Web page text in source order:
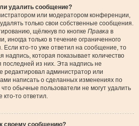
удалить сообщение?
или модератором конференции,
только свои собственные сообщения.
щёлкнув по кнопке Правка в
иногда только в течение ограниченного
Если кто-то уже ответил на сообщение, то
которая показывает количество
последней из них. Эта надпись не
редактировал администратор или
написать о сделанных изменениях по
обычные пользователи не могут удалить
кто-то ответил.
своему сообщению?